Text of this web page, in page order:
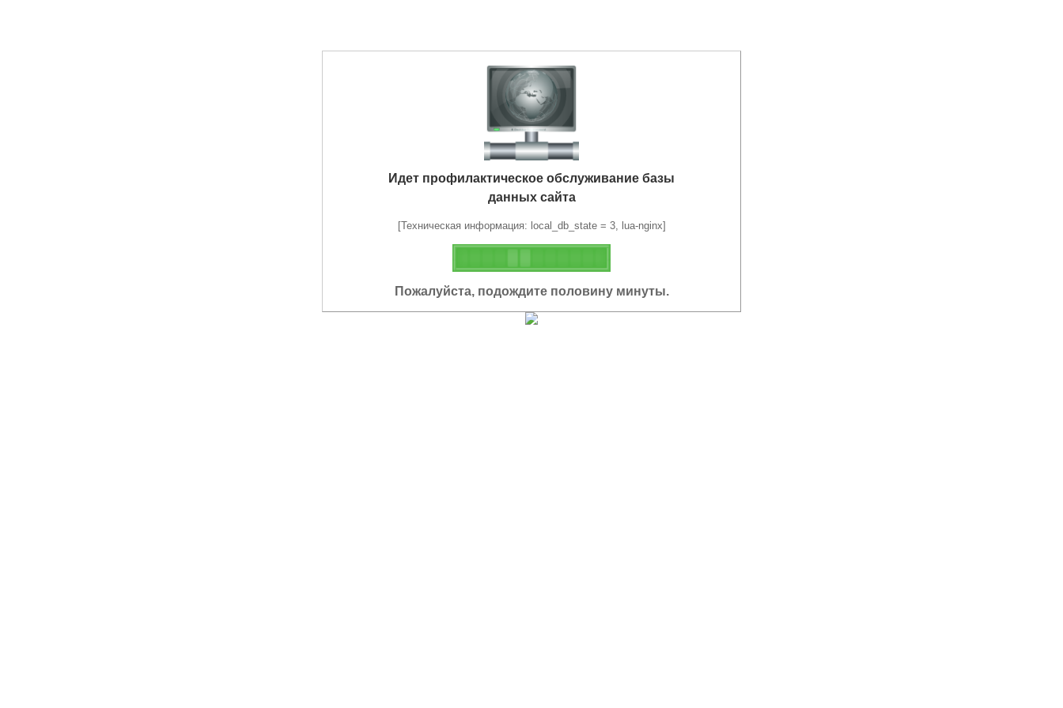
Идет профилактическое обслуживание базы
данных сайта
[Техническая информация: local_db_state = 3, lua-nginx]
Пожалуйста, подождите половину минуты.